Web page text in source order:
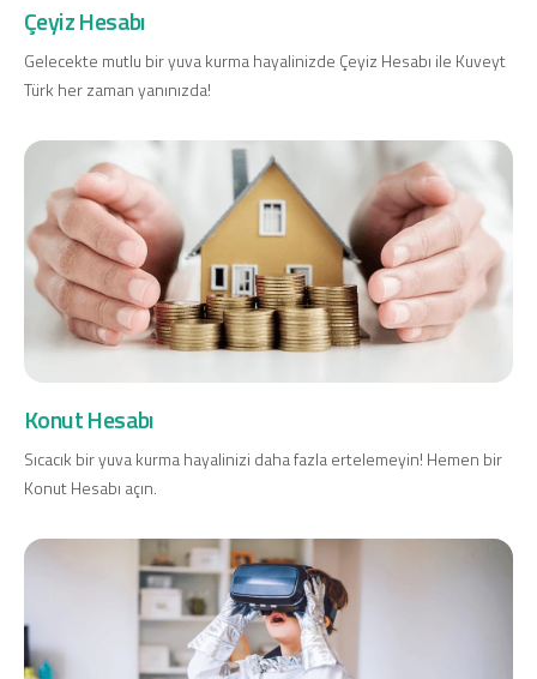
Çeyiz Hesabı
Gelecekte mutlu bir yuva kurma hayalinizde Çeyiz Hesabı ile Kuveyt
Türk her zaman yanınızda!
Konut Hesabı
Sıcacık bir yuva kurma hayalinizi daha fazla ertelemeyin! Hemen bir
Konut Hesabı açın.